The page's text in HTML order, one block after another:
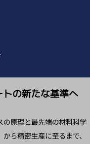
の新たな基準へ
原理と最先端の材料科学
ら精密生産に至るまで、